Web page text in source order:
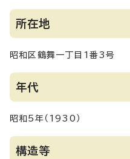
所在地
昭和区鶴舞一丁目1番3号
年代
昭和5年（1930）
構造等